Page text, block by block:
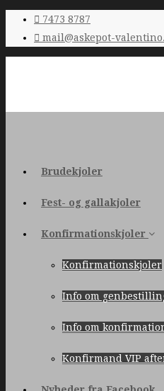
7473 8787
mail@askepot-
Brudekjoler
Fest- og gallakjoler
Konfirmationskjoler
Konfirmationskjoler
Info om
Info om
Konfirmand VIP